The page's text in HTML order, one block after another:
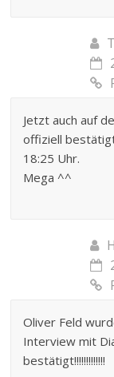
Jetzt auch auf
offiziell
18:25 Uhr.
Mega ^^
Oliver Feld
Interview mit
bestätigt!!!!!!!!!!!!!